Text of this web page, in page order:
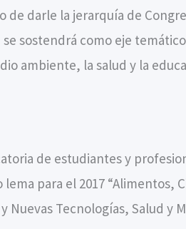
darle la jerarquía de
sostendrá como eje
ambiente, la salud y la
de estudiantes y
para el 2017
Nuevas Tecnologías, Salud